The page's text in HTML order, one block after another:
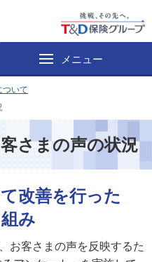
メニュー
ついて
さまの声の状況
改善を行った
み
お客さまの声を反映するた